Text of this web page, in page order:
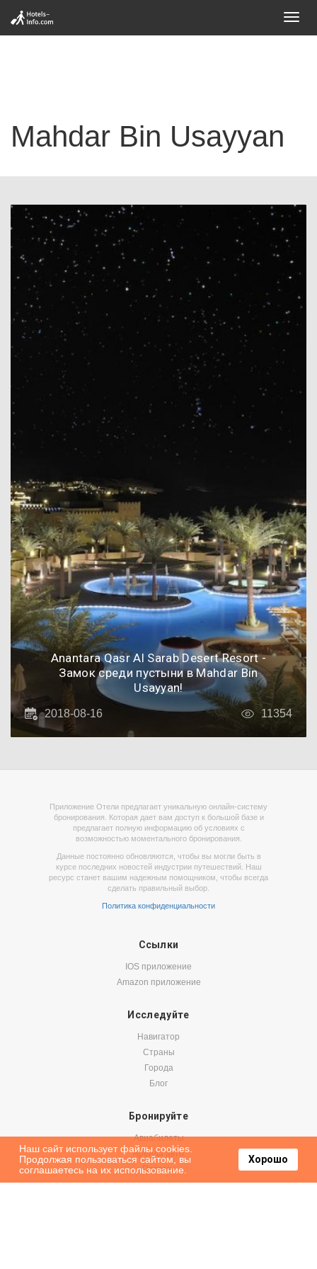
Mahdar Bin Usayyan
Anantara Qasr Al Sarab Desert Resort -
Замок среди пустыни в Mahdar Bin
Usayyan!
2018-08-16 11354
Приложение Отели предлагает уникальную онлайн-систему
бронирования. Которая дает вам доступ к большой базе и
предлагает полную информацию об условиях с
возможностью моментального бронирования.
Данные постоянно обновляются, чтобы вы могли быть в
курсе последних новостей индустрии путешествий. Наш
ресурс станет вашим надежным помощником, чтобы всегда
сделать правильный выбор.
Политика конфиденциальности
Ссылки
IOS приложение
Amazon приложение
Исследуйте
Навигатор
Страны
Города
Блог
Бронируйте
Авиабилеты
Аренда авто
Паромы
Наш сайт использует файлы cookies.
Продолжая пользоваться сайтом, вы
соглашаетесь на их использование.
Хорошо